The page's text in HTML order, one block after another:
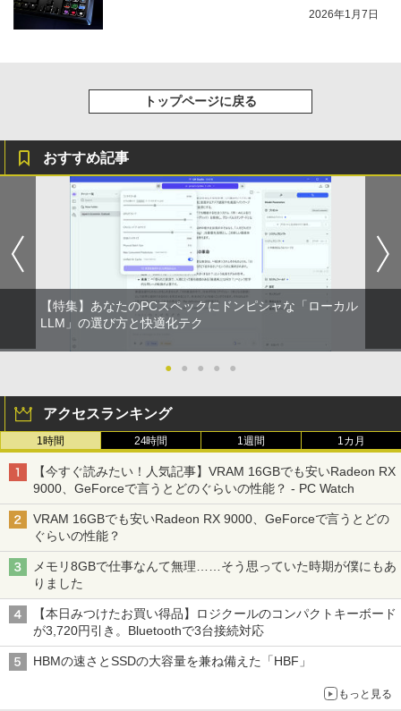
2026年1月7日
トップページに戻る
おすすめ記事
【特集】あなたのPCスペックにドンピシャな「ローカル
LLM」の選び方と快適化テク
● ● ● ● ●
アクセスランキング
1時間 24時間 1週間 1カ月
【今すぐ読みたい！人気記事】VRAM 16GBでも安いRadeon RX
9000、GeForceで言うとどのぐらいの性能？ - PC Watch
VRAM 16GBでも安いRadeon RX 9000、GeForceで言うとどの
ぐらいの性能？
メモリ8GBで仕事なんて無理……そう思っていた時期が僕にもあ
りました
【本日みつけたお買い得品】ロジクールのコンパクトキーボード
が3,720円引き。Bluetoothで3台接続対応
HBMの速さとSSDの大容量を兼ね備えた「HBF」
もっと見る